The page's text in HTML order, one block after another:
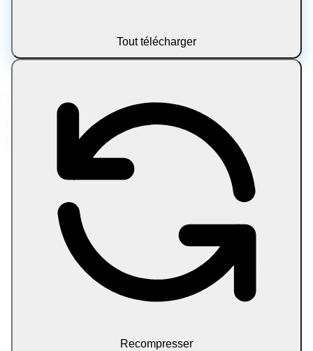
Tout télécharger
Recompresser
Réduisez la taille des fichiers PNG jusqu'à 80 % tout en
maintenant la qualité. Rapide, sécurisé et gratuit.